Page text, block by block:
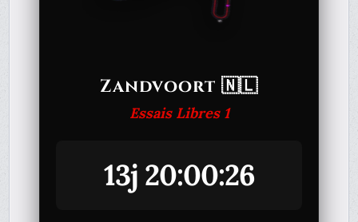
Zandvoort 🇳🇱
Essais Libres 1
13j 20:00:26